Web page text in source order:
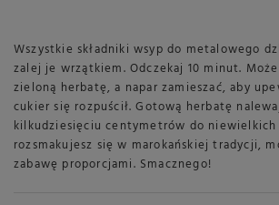
Wszystkie składniki wsyp do metalowego
zalej je wrzątkiem. Odczekaj 10 minut.
zieloną herbatę, a napar zamieszać, aby
cukier się rozpuścił. Gotową herbatę
kilkudziesięciu centymetrów do niewielkich
rozsmakujesz się w marokańskiej tradycji,
zabawę proporcjami. Smacznego!